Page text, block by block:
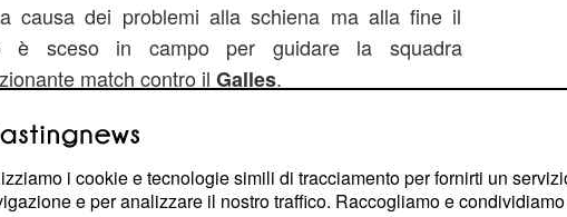
causa dei problemi alla schiena ma alla fine il
è sceso in campo per guidare la squadra
match contro il Galles.
promettente dell'
di Esposito che al 4° minuto di gioco si è lasciato
il pallone permettendo così aCuthbertdi segnare
i cookie e tecnologie simili di tracciamento per fornirti un
e per analizzare il nostro traffico. Raccogliamo e